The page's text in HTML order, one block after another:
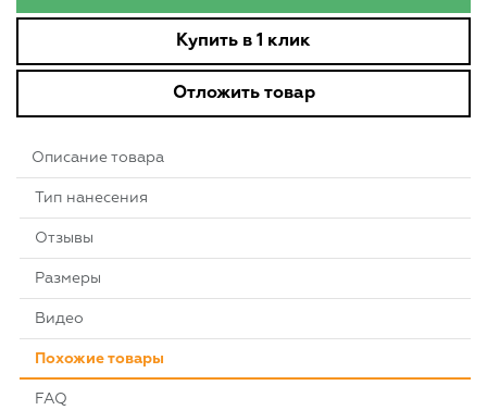
Купить в 1 клик
Отложить товар
Описание товара
Тип нанесения
Отзывы
Размеры
Видео
Похожие товары
FAQ